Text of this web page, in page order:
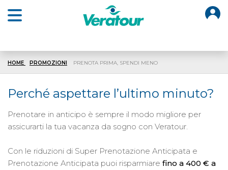
HOME PROMOZIONI PRENOTA PRIMA, SPENDI MENO
Perché aspettare l’ultimo minuto?
Prenotare in anticipo è sempre il modo migliore per
assicurarti la tua vacanza da sogno con Veratour.
Con le riduzioni di Super Prenotazione Anticipata e
Prenotazione Anticipata puoi risparmiare fino a 400 € a